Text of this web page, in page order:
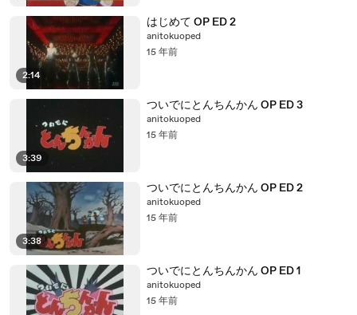
2:14
はじめて OP ED 2
anitokuoped
15 年前
3:39
ついでにとんちんかん OP ED 3
anitokuoped
15 年前
3:38
ついでにとんちんかん OP ED 2
anitokuoped
15 年前
ついでにとんちんかん OP ED 1
anitokuoped
15 年前